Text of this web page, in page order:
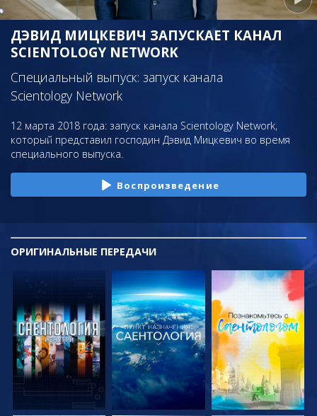
ДЭВИД МИЦКЕВИЧ ЗАПУСКАЕТ КАНАЛ
SCIENTOLOGY NETWORK
Специальный выпуск: запуск канала
Scientology Network
12 марта 2018 года: запуск канала Scientology Network,
который представил господин Дэвид Мицкевич во время
специального выпуска.
Воспроизведение
ОРИГИНАЛЬНЫЕ ПЕРЕДАЧИ